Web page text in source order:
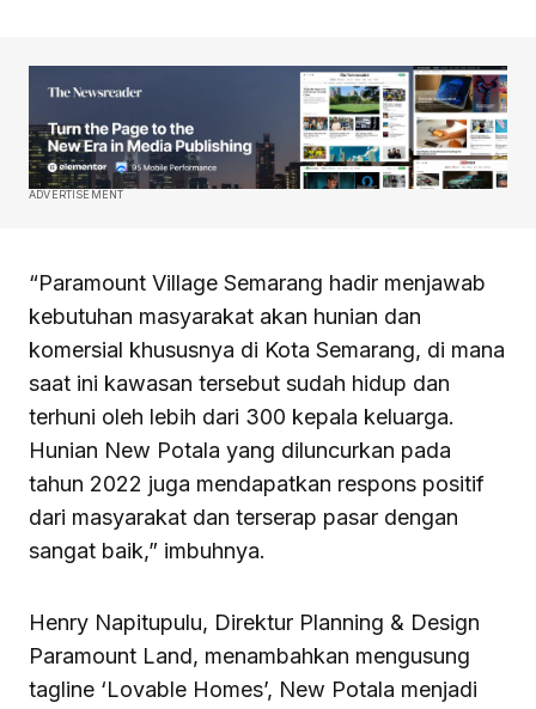
ADVERTISEMENT
“Paramount Village Semarang hadir menjawab
kebutuhan masyarakat akan hunian dan
komersial khususnya di Kota Semarang, di mana
saat ini kawasan tersebut sudah hidup dan
terhuni oleh lebih dari 300 kepala keluarga.
Hunian New Potala yang diluncurkan pada
tahun 2022 juga mendapatkan respons positif
dari masyarakat dan terserap pasar dengan
sangat baik,” imbuhnya.
Henry Napitupulu, Direktur Planning & Design
Paramount Land, menambahkan mengusung
tagline ‘Lovable Homes’, New Potala menjadi